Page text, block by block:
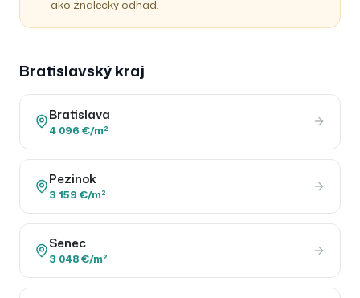
ako znalecký odhad.
Bratislavskýkraj
Bratislava
4 096 €/m²
Pezinok
3 159 €/m²
Senec
3 048 €/m²